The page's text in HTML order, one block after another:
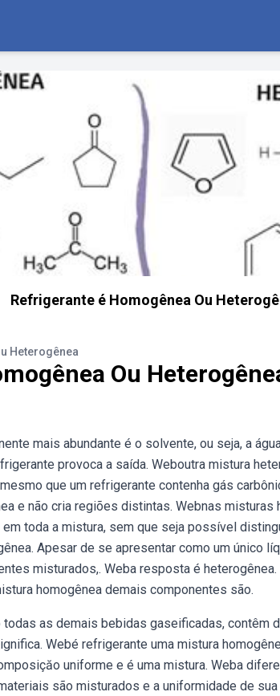
Refrigerante é Homogênea Ou
Heterogênea
Ou
mais abundante é o solvente, ou seja, a
provoca a saída. Weboutra mistura
que um refrigerante contenha gás
e não cria regiões distintas. Webnas
toda a mistura, sem que seja possível
Apesar de se apresentar como um único
misturados,. Weba resposta é
homogênea demais componentes são.
as demais bebidas gaseificadas, contêm
Webé refrigerante uma mistura
uniforme e é uma mistura. Weba
são misturados e a uniformidade de